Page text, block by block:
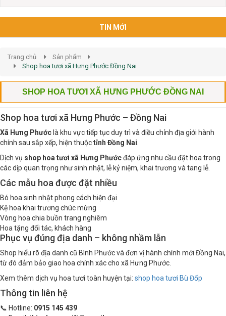
TIN MỚI
Trang chủ
Sản phẩm
Shop hoa tươi xã Hưng Phước Đồng Nai
SHOP HOA TƯƠI XÃ HƯNG PHƯỚC ĐỒNG NAI
Shop hoa tươi xã Hưng Phước – Đồng Nai
Xã Hưng Phướclà khu vực tiếp tục duy trì và điều chỉnh địa giới hành
chính sau sắp xếp, hiện thuộctỉnh Đồng Nai
Dịch vụ shop hoa tươi xã Hưng Phướcđáp ứng nhu cầu đặt hoa trong
các dịp quan trọng như sinh nhật, lễ kỷ niệm, khai trương và tang lễ.
Các mẫu hoa được đặt nhiều
Bó hoa sinh nhật phong cách hiện đại
Kệ hoa khai trương chúc mừng
Vòng hoa chia buồn trang nghiêm
Hoa tặng đối tác, khách hàng
Phục vụ đúng địa danh – không nhầm lẫn
Shop hiểu rõ địa danh cũ Bình Phước và đơn vị hành chính mới Đồng Nai,
từ đó đảm bảo giao hoa chính xác cho xã Hưng Phước.
Xem thêm dịch vụ hoa tươi toàn huyện tại: shop hoa tươi Bù Đốp
Thông tin liên hệ
📞 Hotline: 0915 145 439